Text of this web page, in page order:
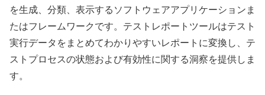
を生成、分類、表示するソフトウェアアプリケーションま
たはフレームワークです。テストレポートツールはテスト
実行データをまとめてわかりやすいレポートに変換し、テ
ストプロセスの状態および有効性に関する洞察を提供しま
す。